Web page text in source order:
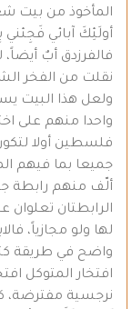
المأخوذ من بيت
أولَئِكَ آبائي فَجِئني
فالفرزدق أبٌ
نقلت من الفخر
ولعل هذا البيت
واحدا منهم على
فلسطين أولا
جميعا بما فيهم
ألّف منهم رابطة
الرابطتان تعلوان
لها ولو مجازياً،
واضح في طريقة
افتخار المتوكل
نرجسية مفترضة،